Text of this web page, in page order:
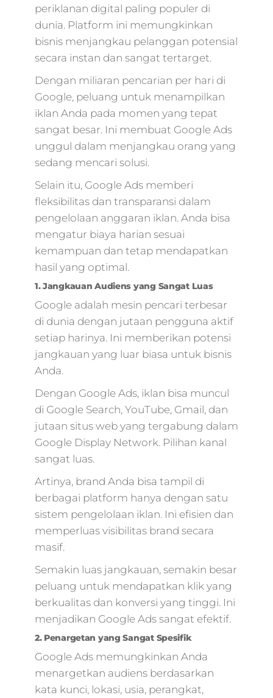
periklanan digital paling populer di
dunia. Platform ini memungkinkan
bisnis menjangkau pelanggan potensial
secara instan dan sangat tertarget.
Dengan miliaran pencarian per hari di
Google, peluang untuk menampilkan
iklan Anda pada momen yang tepat
sangat besar. Ini membuat Google Ads
unggul dalam menjangkau orang yang
sedang mencari solusi.
Selain itu, Google Ads memberi
fleksibilitas dan transparansi dalam
pengelolaan anggaran iklan. Anda bisa
mengatur biaya harian sesuai
kemampuan dan tetap mendapatkan
hasil yang optimal.
1. Jangkauan Audiens yang Sangat Luas
Google adalah mesin pencari terbesar
di dunia dengan jutaan pengguna aktif
setiap harinya. Ini memberikan potensi
jangkauan yang luar biasa untuk bisnis
Anda.
Dengan Google Ads, iklan bisa muncul
di Google Search, YouTube, Gmail, dan
jutaan situs web yang tergabung dalam
Google Display Network. Pilihan kanal
sangat luas.
Artinya, brand Anda bisa tampil di
berbagai platform hanya dengan satu
sistem pengelolaan iklan. Ini efisien dan
memperluas visibilitas brand secara
masif.
Semakin luas jangkauan, semakin besar
peluang untuk mendapatkan klik yang
berkualitas dan konversi yang tinggi. Ini
menjadikan Google Ads sangat efektif.
2. Penargetan yang Sangat Spesifik
Google Ads memungkinkan Anda
menargetkan audiens berdasarkan
kata kunci, lokasi, usia, perangkat,